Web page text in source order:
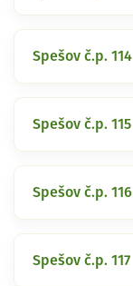
Spešov č.p. 114
Spešov č.p. 115
Spešov č.p. 116
Spešov č.p. 117